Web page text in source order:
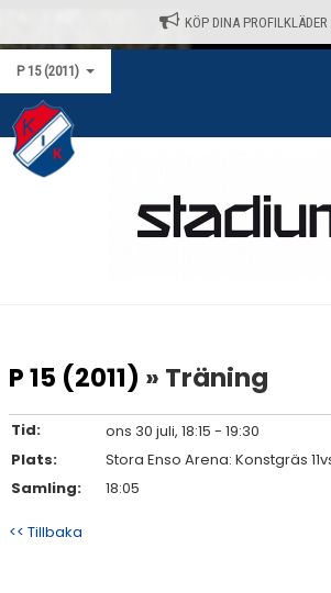
KÖP DINA PROFILKLÄDER
P 15 (2011)
HEM
BILDGALLERI
KONTAKT
P 15 (2011) » Träning
Tid:
ons 30 juli, 18:15 - 19:30
Plats:
Stora Enso Arena: Konstgräs
Samling:
18:05
<< Tillbaka